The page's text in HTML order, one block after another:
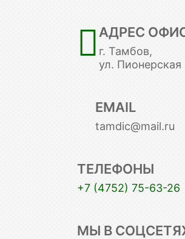
АДРЕС
г. Тамбов,
ул.
EMAIL
tamdic@mail.ru
ТЕЛЕФОНЫ
+7 (4752) 75-63-26
МЫ В